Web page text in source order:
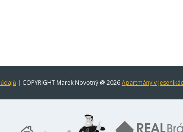
| COPYRIGHT Marek Novotný @ 2026Apartmány v